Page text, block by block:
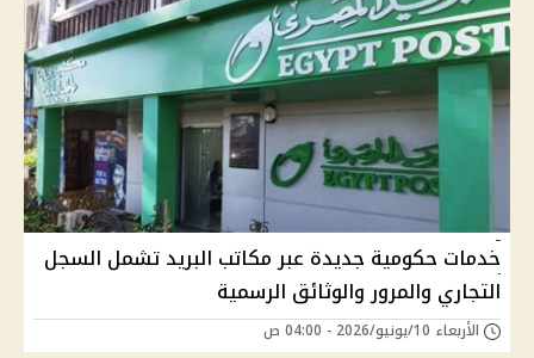
خدمات حكومية جديدة عبر مكاتب البريد تشمل السجل
التجاري والمرور والوثائق الرسمية
الأربعاء 10/يونيو/2026 - 04:00 ص